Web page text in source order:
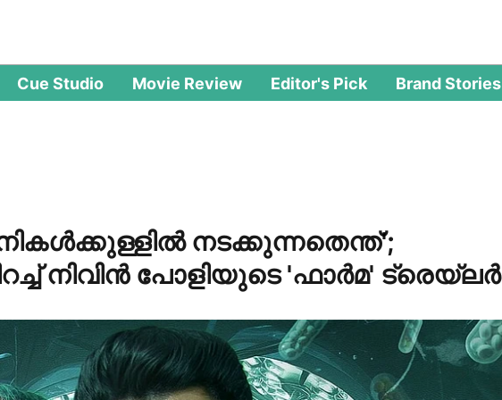
Cue Studio Movie Review Editor's Pick Brand Stories
നടക്കുന്നതെന്ത്';
നിവിൻ പോളിയുടെ 'ഫാർമ' ട്രെയ്‌ലർ